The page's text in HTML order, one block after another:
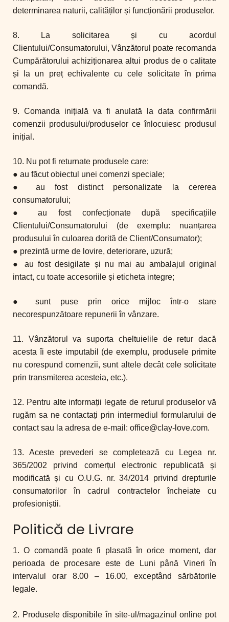
determinarea naturii, calităților și funcționării produselor.
8. La solicitarea și cu acordul
Clientului/Consumatorului, Vânzătorul poate recomanda
Cumpărătorului achiziționarea altui produs de o calitate
și la un preț echivalente cu cele solicitate în prima
comandă.
9. Comanda inițială va fi anulată la data confirmării
comenzii produsului/produselor ce înlocuiesc produsul
inițial.
10. Nu pot fi returnate produsele care:
● au făcut obiectul unei comenzi speciale;
● au fost distinct personalizate la cererea
consumatorului;
● au fost confecționate după specificațiile
Clientului/Consumatorului (de exemplu: nuanțarea
produsului în culoarea dorită de Client/Consumator);
● prezintă urme de lovire, deteriorare, uzură;
● au fost desigilate și nu mai au ambalajul original
intact, cu toate accesoriile și eticheta integre;
● sunt puse prin orice mijloc într-o stare
necorespunzătoare repunerii în vânzare.
11. Vânzătorul va suporta cheltuielile de retur dacă
acesta îi este imputabil (de exemplu, produsele primite
nu corespund comenzii, sunt altele decât cele solicitate
prin transmiterea acesteia, etc.).
12. Pentru alte informații legate de returul produselor vă
rugăm sa ne contactați prin intermediul formularului de
contact sau la adresa de e-mail: office@clay-love.com.
13. Aceste prevederi se completează cu Legea nr.
365/2002 privind comerțul electronic republicată și
modificată și cu O.U.G. nr. 34/2014 privind drepturile
consumatorilor în cadrul contractelor încheiate cu
profesioniștii.
Politică de Livrare
1. O comandă poate fi plasată în orice moment, dar
perioada de procesare este de Luni până Vineri în
intervalul orar 8.00 – 16.00, exceptând sărbătorile
legale.
2. Produsele disponibile în site-ul/magazinul online pot